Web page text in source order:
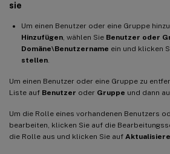
sie
Um einen Benutzer oder eine Gruppe
Hinzufügen, wählen Sie Benutzer oder
Domäne\Benutzername ein und klicken
stellen.
Um einen Benutzer oder eine Gruppe zu
Liste auf Benutzer oder Gruppe und dann
Um die Rolle eines vorhandenen Benutzers
bearbeiten, klicken Sie auf die
die Rolle aus und klicken Sie auf